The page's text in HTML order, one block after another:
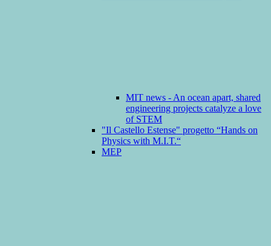
MIT news - An ocean apart, shared
engineering projects catalyze a love
of STEM
"Il Castello Estense" progetto “Hands on
Physics with M.I.T.“
MEP